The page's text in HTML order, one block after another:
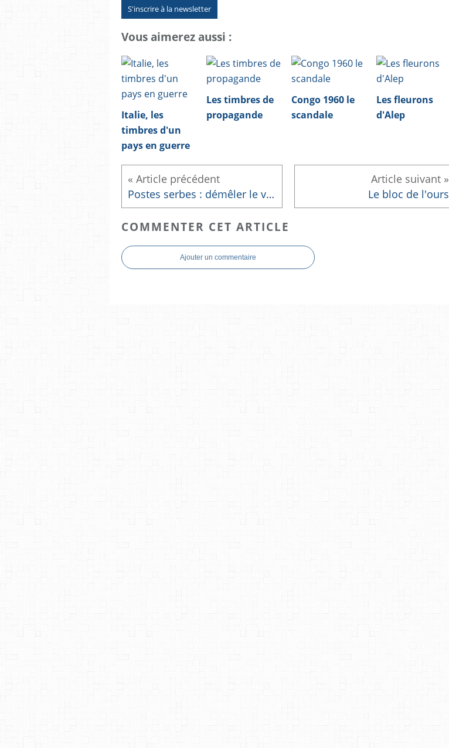
S'inscrire à la newsletter
Vous aimerez aussi :
Italie, les
timbres d'un
pays en guerre
Les timbres de
propagande
Congo 1960 le
scandale
Les fleurons
d'Alep
Postes serbes : démêler le vrai du faux Le bloc de l'ours
COMMENTER CET ARTICLE
Ajouter un commentaire